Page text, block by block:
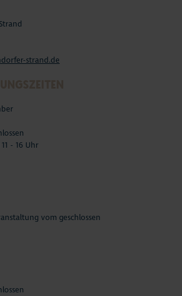
strand.de
- 16 Uhr
vom geschlossen